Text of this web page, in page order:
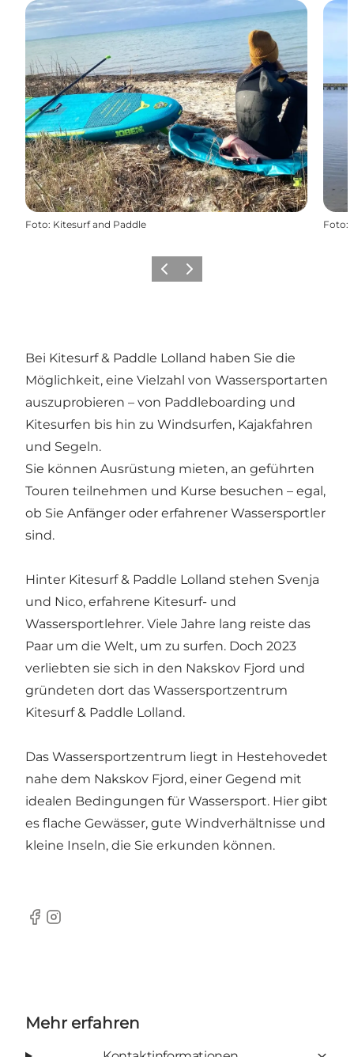
Foto: Kitesurf and Paddle Foto:
ZurückWeiter
Bei Kitesurf & Paddle Lolland haben Sie die
Möglichkeit, eine Vielzahl von Wassersportarten
auszuprobieren – von Paddleboarding und
Kitesurfen bis hin zu Windsurfen, Kajakfahren
und Segeln.
Sie können Ausrüstung mieten, an geführten
Touren teilnehmen und Kurse besuchen – egal,
ob Sie Anfänger oder erfahrener Wassersportler
sind.
Hinter Kitesurf & Paddle Lolland stehen Svenja
und Nico, erfahrene Kitesurf- und
Wassersportlehrer. Viele Jahre lang reiste das
Paar um die Welt, um zu surfen. Doch 2023
verliebten sie sich in den Nakskov Fjord und
gründeten dort das Wassersportzentrum
Kitesurf & Paddle Lolland.
Das Wassersportzentrum liegt in Hestehovedet
nahe dem Nakskov Fjord, einer Gegend mit
idealen Bedingungen für Wassersport. Hier gibt
es flache Gewässer, gute Windverhältnisse und
kleine Inseln, die Sie erkunden können.
Facebook
Instagram
Mehr erfahren